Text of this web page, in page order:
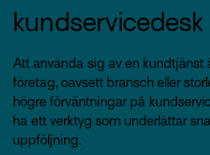
kundservicedesk
Att använda sig av en kundtjänst
företag, oavsett bransch eller
högre förväntningar på
ha ett verktyg som underlättar
uppföljning.